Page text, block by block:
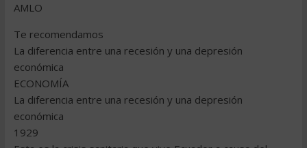
AMLO
Te recomendamos
La diferencia entre una recesión y una depresión
económica
ECONOMÍA
La diferencia entre una recesión y una depresión
económica
1929